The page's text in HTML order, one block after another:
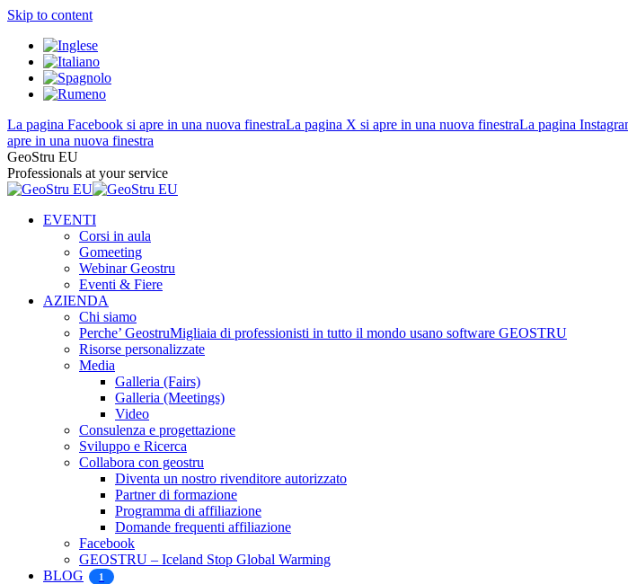
Skip to content
La pagina Facebook si apre in una nuova finestraLa pagina X si apre in una nuova finestraLa pagina
apre in una nuova finestra
GeoStru EU
Professionals at your service
EVENTI
Corsi in aula
Gomeeting
Webinar Geostru
Eventi & Fiere
AZIENDA
Chi siamo
Perche’ GeostruMigliaia di professionisti in tutto il mondo usano software GEOSTRU
Risorse personalizzate
Media
Galleria (Fairs)
Galleria (Meetings)
Video
Consulenza e progettazione
Sviluppo e Ricerca
Collabora con geostru
Diventa un nostro rivenditore autorizzato
Partner di formazione
Programma di affiliazione
Domande frequenti affiliazione
Facebook
GEOSTRU – Iceland Stop Global Warming
BLOG
1